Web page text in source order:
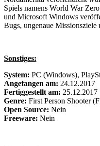
Spiels namens World War
und Microsoft Windows
Bugs, ungenaue
Sonstiges:
System: PC (Windows),
Angefangen am: 24.12.2017
Fertiggestellt am: 25.12.2017
Genre: First Person Shooter
Open Source: Nein
Freeware: Nein